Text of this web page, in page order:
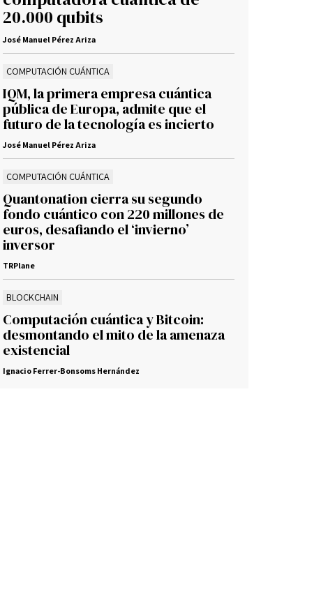
20.000 qubits
José Manuel Pérez Ariza
COMPUTACIÓN CUÁNTICA
IQM, la primera empresa cuántica
pública de Europa, admite que el
futuro de la tecnología es incierto
José Manuel Pérez Ariza
COMPUTACIÓN CUÁNTICA
Quantonation cierra su segundo
fondo cuántico con 220 millones de
euros, desafiando el ‘invierno’
inversor
TRPlane
BLOCKCHAIN
Computación cuántica y Bitcoin:
desmontando el mito de la amenaza
existencial
Ignacio Ferrer-Bonsoms Hernández